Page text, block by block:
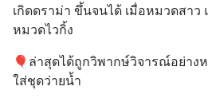
เกิดดราม่า ขึ้นจนได้ เมื่อหมวดสา
หมวดไวกิ้ง
🎈ล่าสุดได้ถูกวิพากษ์วิจารณ์อย่าง
ใส่ชุดว่ายน้ำ